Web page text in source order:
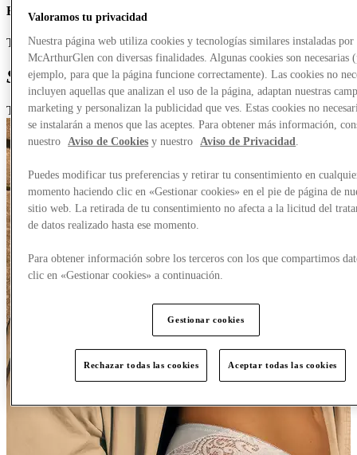
Brands available:
Triumph, Sloggi
Special offersfrom Triumph
Triumph
Valoramos tu privacidad
Nuestra página web utiliza cookies y tecnologías similares instaladas por
McArthurGlen con diversas finalidades. Algunas cookies son necesarias
ejemplo, para que la página funcione correctamente). Las cookies no
incluyen aquellas que analizan el uso de la página, adaptan nuestras
marketing y personalizan la publicidad que ves. Estas cookies no
se instalarán a menos que las aceptes. Para obtener más información,
nuestro
Aviso de Cookies y nuestro Aviso de Privacidad.
Puedes modificar tus preferencias y retirar tu consentimiento en
momento haciendo clic en «Gestionar cookies» en el pie de página de
sitio web. La retirada de tu consentimiento no afecta a la licitud del
de datos realizado hasta ese momento.
Para obtener información sobre los terceros con los que compartimos
clic en «Gestionar cookies» a continuación.
Gestionar cookies
Rechazar todas las cookies Aceptar todas las cookies